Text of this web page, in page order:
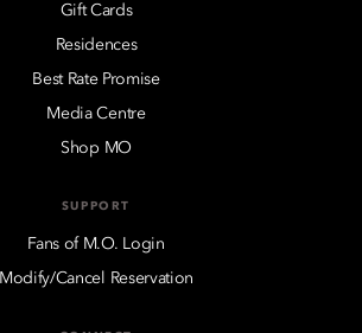
Gift Cards
Residences
Best Rate Promise
Media Centre
Shop MO
SUPPORT
Fans of M.O. Login
Modify/Cancel Reservation